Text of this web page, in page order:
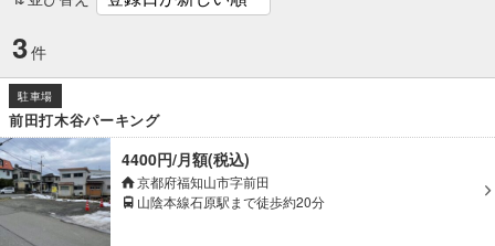
3件
駐車場
前田打木谷パーキング
京都府福知山市字前田
山陰本線石原駅まで徒歩約20分
4400円/月額(税込)